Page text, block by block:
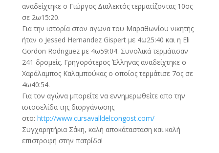
αναδείχτηκε ο Γιώργος Διαλεκτός τερματίζοντας 10ος
σε 2ω15:20.
Για την ιστορία στον αγωνα του Μαραθωνίου νικητής
ήταν ο Jessed Hernandez Gispert με 4ω25:40 και η Eli
Gordon Rodriguez με 4ω59:04. Συνολικά τερμάτισαν
241 δρομείς. Γρηγορότερος Έλληνας αναδείχτηκε ο
Χαράλαμπος Καλαμπούκας ο οποίος τερμάτισε 7ος σε
4ω40:54.
Για τον αγώνα μπορείτε να εννημερωθείτε απο την
ιστοσελίδα της διοργάνωσης
στο: http://www.cursavalldelcongost.com/
Συγχαρητήρια Σάκη, καλή αποκάτασταση και καλή
επιστροφή στην πατρίδα!